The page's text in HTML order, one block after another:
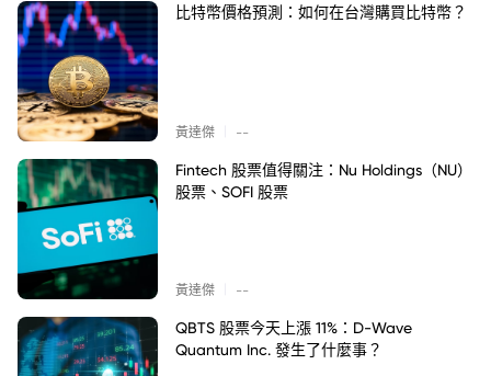
比特幣價格預測：如何在台灣購買比特幣？
黃達傑 --
Fintech 股票值得關注：Nu Holdings（NU）
股票、SOFI 股票
黃達傑 --
QBTS 股票今天上漲 11%：D-Wave
Quantum Inc. 發生了什麼事？